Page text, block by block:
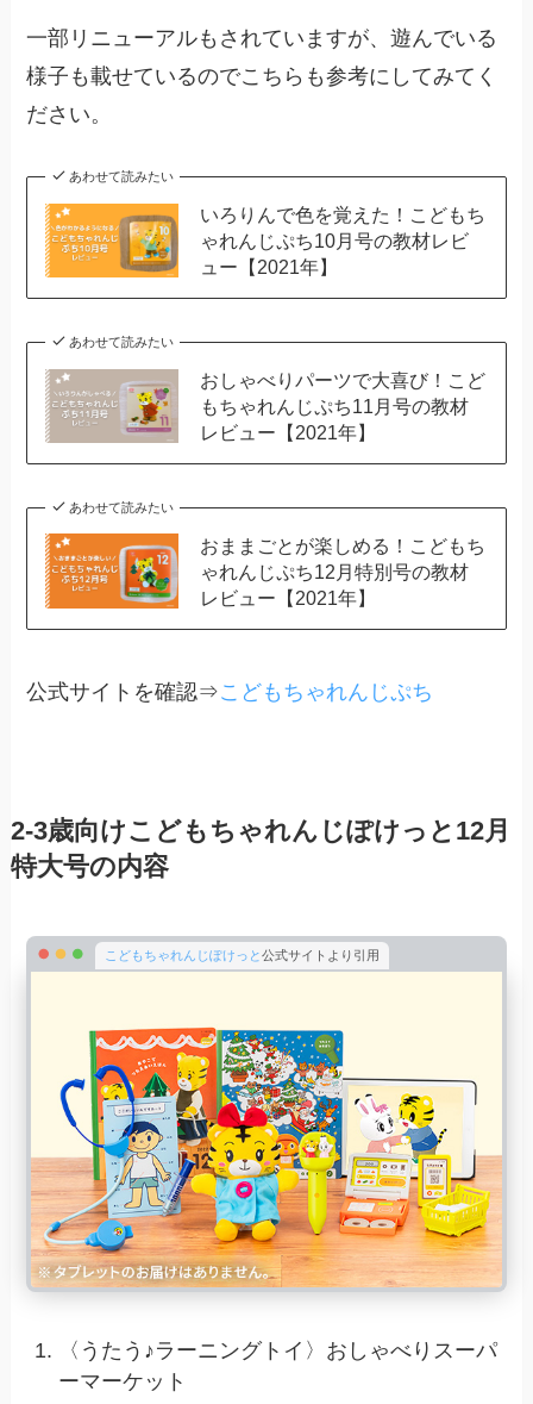
一部リニューアルもされていますが、遊んでいる
様子も載せているのでこちらも参考にしてみてく
ださい。
あわせて読みたい
いろりんで色を覚えた！こどもち
ゃれんじぷち10月号の教材レビ
ュー【2021年】
あわせて読みたい
おしゃべりパーツで大喜び！こど
もちゃれんじぷち11月号の教材
レビュー【2021年】
あわせて読みたい
おままごとが楽しめる！こどもち
ゃれんじぷち12月特別号の教材
レビュー【2021年】
公式サイトを確認⇒こどもちゃれんじぷち
2-3歳向けこどもちゃれんじぽけっと12月
特大号の内容
こどもちゃれんじぽけっと公式サイトより引用
〈うたう♪ラーニングトイ〉おしゃべりスーパ
ーマーケット